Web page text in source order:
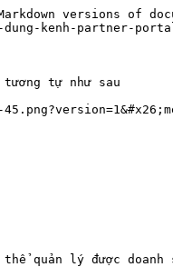
versions of
kenh-partner-
tự như sau
quản lý được